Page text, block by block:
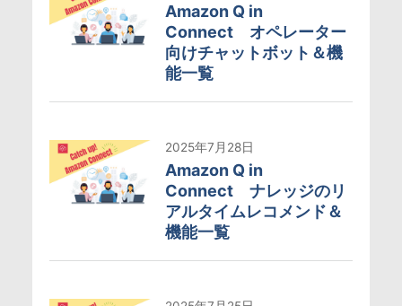
Amazon Q in
Connect オペレーター
向けチャットボット＆機
能一覧
2025年7月28日
Amazon Q in
Connect ナレッジのリ
アルタイムレコメンド＆
機能一覧